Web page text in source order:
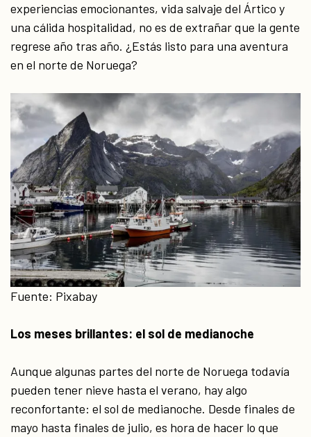
experiencias emocionantes, vida salvaje del Ártico y
una cálida hospitalidad, no es de extrañar que la gente
regrese año tras año. ¿Estás listo para una aventura
en el norte de Noruega?
Fuente: Pixabay
Los meses brillantes: el sol de medianoche
Aunque algunas partes del norte de Noruega todavía
pueden tener nieve hasta el verano, hay algo
reconfortante: el sol de medianoche. Desde finales de
mayo hasta finales de julio, es hora de hacer lo que